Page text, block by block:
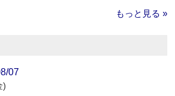
もっと見る »
07
)